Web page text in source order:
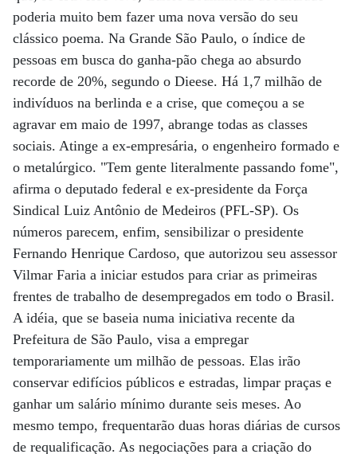
poderia muito bem fazer uma nova versão do seu
clássico poema. Na Grande São Paulo, o índice de
pessoas em busca do ganha-pão chega ao absurdo
recorde de 20%, segundo o Dieese. Há 1,7 milhão de
indivíduos na berlinda e a crise, que começou a se
agravar em maio de 1997, abrange todas as classes
sociais. Atinge a ex-empresária, o engenheiro formado e
o metalúrgico. "Tem gente literalmente passando fome",
afirma o deputado federal e ex-presidente da Força
Sindical Luiz Antônio de Medeiros (PFL-SP). Os
números parecem, enfim, sensibilizar o presidente
Fernando Henrique Cardoso, que autorizou seu assessor
Vilmar Faria a iniciar estudos para criar as primeiras
frentes de trabalho de desempregados em todo o Brasil.
A idéia, que se baseia numa iniciativa recente da
Prefeitura de São Paulo, visa a empregar
temporariamente um milhão de pessoas. Elas irão
conservar edifícios públicos e estradas, limpar praças e
ganhar um salário mínimo durante seis meses. Ao
mesmo tempo, frequentarão duas horas diárias de cursos
de requalificação. As negociações para a criação do